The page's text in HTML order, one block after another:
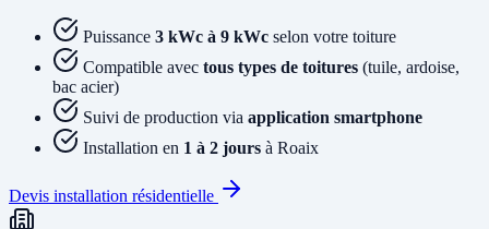
Puissance 3 kWc à 9 kWc selon votre toiture
Compatible avec tous types de toitures (tuile, ardoise,
bac acier)
Suivi de production via application smartphone
Installation en 1 à 2 jours à Roaix
Devis installation résidentielle